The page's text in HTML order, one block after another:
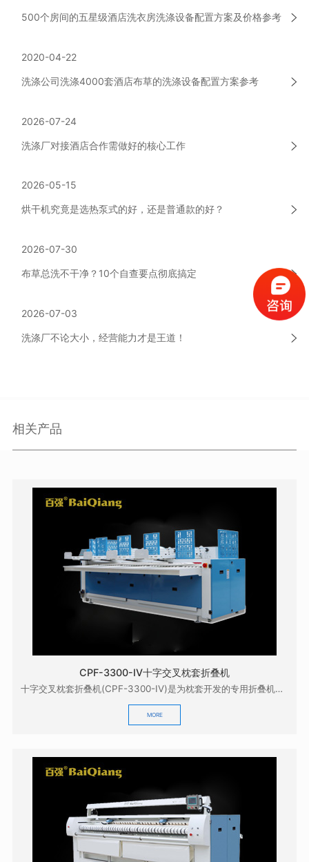
500个房间的五星级酒店洗衣房洗涤设备配置方案及价格参考
2020-04-22
洗涤公司洗涤4000套酒店布草的洗涤设备配置方案参考
2026-07-24
洗涤厂对接酒店合作需做好的核心工作
2026-05-15
烘干机究竟是选热泵式的好，还是普通款的好？
2026-07-30
布草总洗不干净？10个自查要点彻底搞定
2026-07-03
洗涤厂不论大小，经营能力才是王道！
相关产品
CPF-3300-IV十字交叉枕套折叠机
十字交叉枕套折叠机(CPF-3300-IV)是为枕套开发的专用折叠机，它配合本公司的GZD-33...
MORE